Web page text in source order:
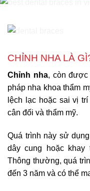
CHỈNH NHA LÀ
Chỉnh nha, còn được
pháp nha khoa thẩm
lệch lạc hoặc sai vị
cân đối và thẩm mỹ.
Quá trình này sử
dây cung hoặc khay
Thông thường, quá
đến 3 năm và có thể